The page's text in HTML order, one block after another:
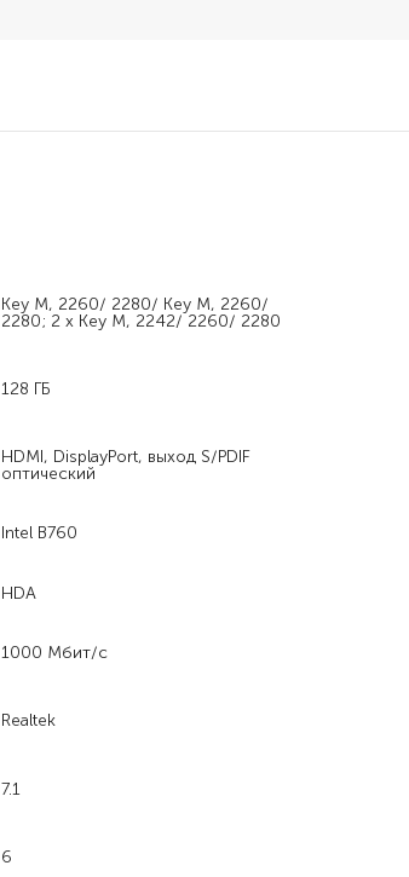
Key M, 2260/ 2280/ Key M, 2260/
2280; 2 x Key M, 2242/ 2260/ 2280
128 ГБ
HDMI, DisplayPort, выход S/PDIF
оптический
Intel B760
HDA
1000 Мбит/с
Realtek
7.1
6